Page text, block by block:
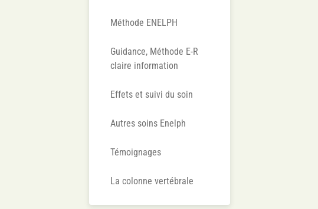
Méthode ENELPH
Guidance, Méthode E-R
claire information
Effets et suivi du soin
Autres soins Enelph
Témoignages
La colonne vertébrale